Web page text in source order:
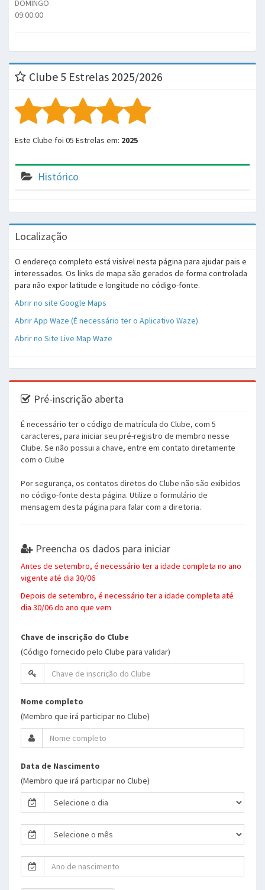
DOMINGO
09:00:00
Clube 5 Estrelas 2025/2026
Este Clube foi 05 Estrelas em: 2025
Histórico
Localização
O endereço completo está visível nesta página para ajudar pais e
interessados. Os links de mapa são gerados de forma controlada
para não expor latitude e longitude no código-fonte.
Abrir no site Google Maps
Abrir App Waze (É necessário ter o Aplicativo Waze)
Abrir no Site Live Map Waze
Pré-inscrição aberta
É necessário ter o código de matrícula do Clube, com 5
caracteres, para iniciar seu pré-registro de membro nesse
Clube. Se não possui a chave, entre em contato diretamente
com o Clube
Por segurança, os contatos diretos do Clube não são exibidos
no código-fonte desta página. Utilize o formulário de
mensagem desta página para falar com a diretoria.
Preencha os dados para iniciar
Antes de setembro, é necessário ter a idade completa no ano
vigente até dia 30/06
Depois de setembro, é necessário ter a idade completa até
dia 30/06 do ano que vem
Chave de inscrição do Clube
(Código fornecido pelo Clube para validar)
Nome completo
(Membro que irá participar no Clube)
Data de Nascimento
(Membro que irá participar no Clube)